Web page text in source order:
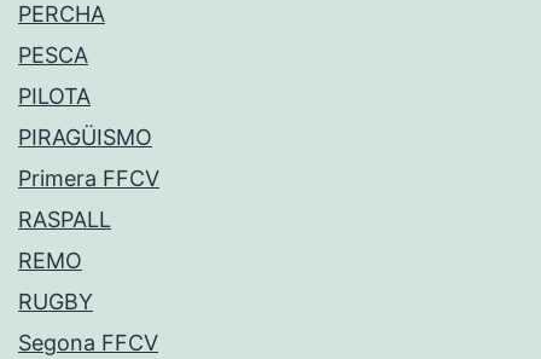
PERCHA
PESCA
PILOTA
PIRAGÜISMO
Primera FFCV
RASPALL
REMO
RUGBY
Segona FFCV